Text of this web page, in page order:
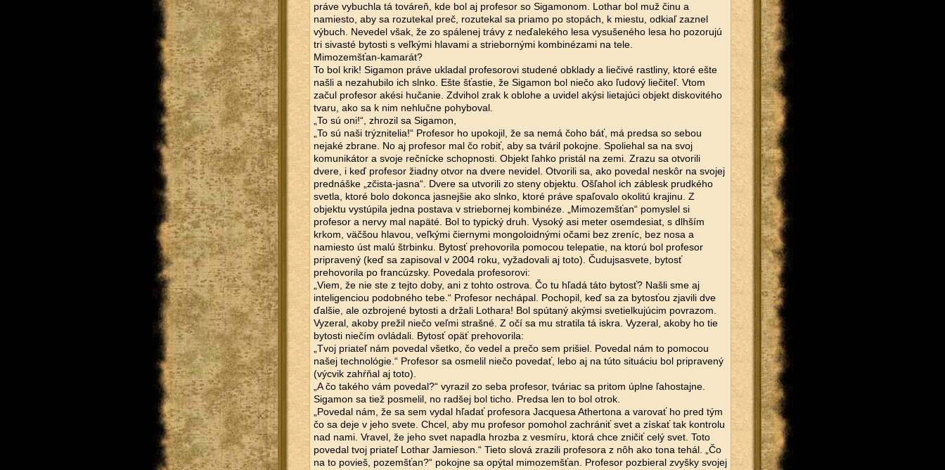
práve vybuchla tá továreň, kde bol aj profesor so Sigamonom. Lothar bol muž činu a
namiesto, aby sa rozutekal preč, rozutekal sa priamo po stopách, k miestu, odkiaľ zaznel
výbuch. Nevedel však, že zo spálenej trávy z neďalekého lesa vysušeného lesa ho pozorujú
tri sivasté bytosti s veľkými hlavami a striebornými kombinézami na tele.
Mimozemšťan-kamarát?
To bol krik! Sigamon práve ukladal profesorovi studené obklady a liečivé rastliny, ktoré ešte
našli a nezahubilo ich slnko. Ešte šťastie, že Sigamon bol niečo ako ľudový liečiteľ. Vtom
začul profesor akési hučanie. Zdvihol zrak k oblohe a uvidel akýsi lietajúci objekt diskovitého
tvaru, ako sa k nim nehlučne pohyboval.
„To sú oni!“, zhrozil sa Sigamon,
„To sú naši trýznitelia!“ Profesor ho upokojil, že sa nemá čoho báť, má predsa so sebou
nejaké zbrane. No aj profesor mal čo robiť, aby sa tváril pokojne. Spoliehal sa na svoj
komunikátor a svoje rečnícke schopnosti. Objekt ľahko pristál na zemi. Zrazu sa otvorili
dvere, i keď profesor žiadny otvor na dvere nevidel. Otvorili sa, ako povedal neskôr na svojej
prednáške „zčista-jasna“. Dvere sa utvorili zo steny objektu. Ošľahol ich záblesk prudkého
svetla, ktoré bolo dokonca jasnejšie ako slnko, ktoré práve spaľovalo okolitú krajinu. Z
objektu vystúpila jedna postava v striebornej kombinéze. „Mimozemšťan“ pomyslel si
profesor a nervy mal napäté. Bol to typický druh. Vysoký asi meter osemdesiat, s dlhším
krkom, väčšou hlavou, veľkými čiernymi mongoloidnými očami bez zreníc, bez nosa a
namiesto úst malú štrbinku. Bytosť prehovorila pomocou telepatie, na ktorú bol profesor
pripravený (keď sa zapisoval v 2004 roku, vyžadovali aj toto). Čudujsasvete, bytosť
prehovorila po francúzsky. Povedala profesorovi:
„Viem, že nie ste z tejto doby, ani z tohto ostrova. Čo tu hľadá táto bytosť? Našli sme aj
inteligenciou podobného tebe.“ Profesor nechápal. Pochopil, keď sa za bytosťou zjavili dve
ďalšie, ale ozbrojené bytosti a držali Lothara! Bol spútaný akýmsi svetielkujúcim povrazom.
Vyzeral, akoby prežil niečo veľmi strašné. Z očí sa mu stratila tá iskra. Vyzeral, akoby ho tie
bytosti niečím ovládali. Bytosť opäť prehovorila:
„Tvoj priateľ nám povedal všetko, čo vedel a prečo sem prišiel. Povedal nám to pomocou
našej technológie.“ Profesor sa osmelil niečo povedať, lebo aj na túto situáciu bol pripravený
(výcvik zahŕňal aj toto).
„A čo takého vám povedal?“ vyrazil zo seba profesor, tváriac sa pritom úplne ľahostajne.
Sigamon sa tiež posmelil, no radšej bol ticho. Predsa len to bol otrok.
„Povedal nám, že sa sem vydal hľadať profesora Jacquesa Athertona a varovať ho pred tým
čo sa deje v jeho svete. Chcel, aby mu profesor pomohol zachrániť svet a získať tak kontrolu
nad nami. Vravel, že jeho svet napadla hrozba z vesmíru, ktorá chce zničiť celý svet. Toto
povedal tvoj priateľ Lothar Jamieson.“ Tieto slová zrazili profesora z nôh ako tona tehál. „Čo
na to povieš, pozemšťan?“ pokojne sa opýtal mimozemšťan. Profesor pozbieral zvyšky svojej